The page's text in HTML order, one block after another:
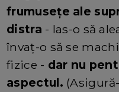
frumusețe ale
distra - las-o să
învaț-o să se
fizice - dar nu
aspectul.